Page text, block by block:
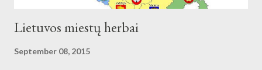
Lietuvos miestų herbai
September 08, 2015